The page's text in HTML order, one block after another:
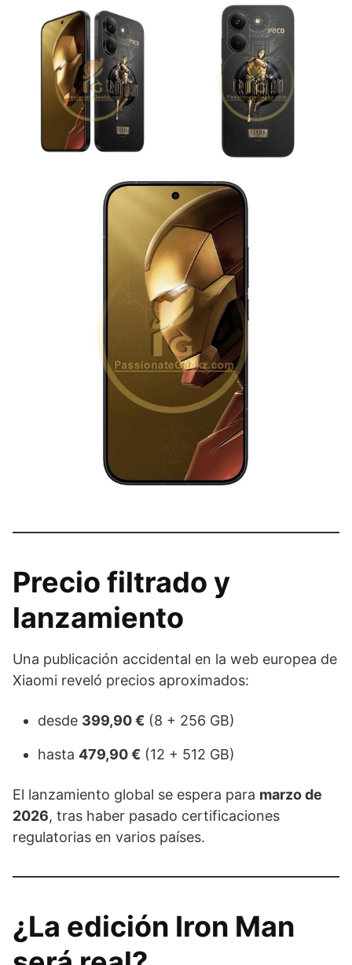
Precio filtrado y
lanzamiento
Una publicación accidental en la web europea de
Xiaomi reveló precios aproximados:
desde 399,90 € (8 + 256 GB)
hasta 479,90 € (12 + 512 GB)
El lanzamiento global se espera para marzo de
2026, tras haber pasado certificaciones
regulatorias en varios países.
¿La edición Iron Man